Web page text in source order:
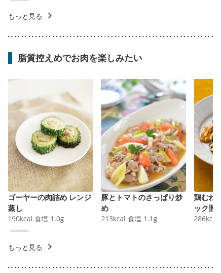
もっと見る
脂質控えめでお肉を楽しみたい
ゴーヤーの肉詰め レンジ
蒸し
190kcal 食塩 1.0g
豚とトマトのさっぱり炒
め
213kcal 食塩 1.1 g
鶏むね
ック照
286kcal
もっと見る